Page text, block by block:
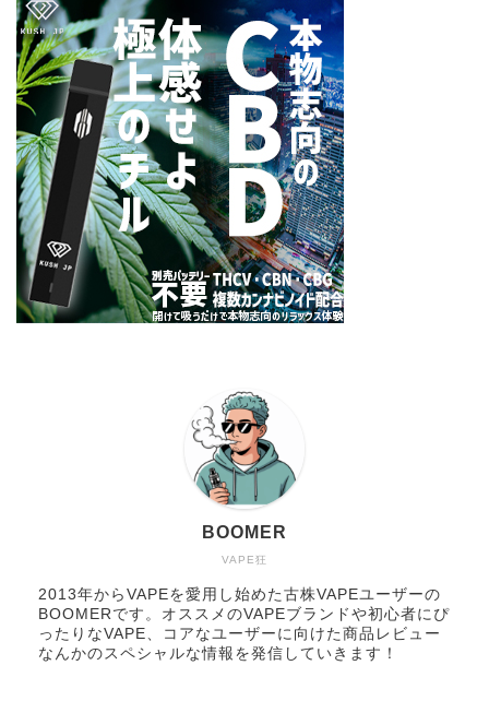
VAPE狂
BOOMER
2013年からVAPEを愛用し始めた古株VAPEユーザーの
BOOMERです。オススメのVAPEブランドや初心者にぴ
ったりなVAPE、コアなユーザーに向けた商品レビュー
なんかのスペシャルな情報を発信していきます！